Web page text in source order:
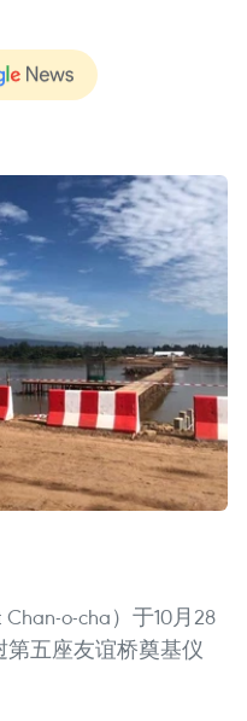
o-cha）于10月28
第五座友谊桥奠基仪